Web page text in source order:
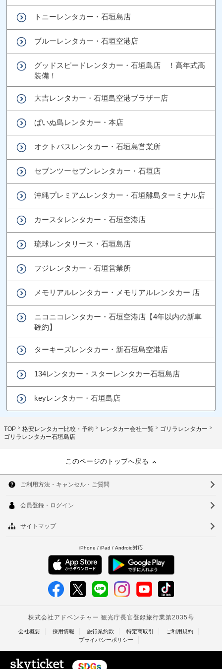
トニーレンタカー・石垣島店
ブルーレンタカー・石垣空港店
グッドスピードレンタカー・石垣島店 ！高年式高
装備！
大吉レンタカー・石垣島空港ブラザー店
ぱいぬ島レンタカー・本店
オクトパスレンタカー・石垣島営業所
セブンツーセブンレンタカー・石垣店
沖縄プレミアムレンタカー・石垣離島ターミナル店
カースタレンタカー・石垣空港店
琉球レンタリース・石垣島店
フジレンタカー・石垣営業所
メモリアルレンタカー・メモリアルレンタカー 店
ニコニコレンタカー・石垣空港店【4年以内の新車
確約】
ターキーズレンタカー・新石垣島空港店
134レンタカー・スターレンタカー石垣島店
keyレンタカー・石垣島店
TOP 格安レンタカー比較・予約 レンタカー会社一覧
ゴリラレンタカー
ゴリラレンタカー石垣島店
このページのトップへ戻る